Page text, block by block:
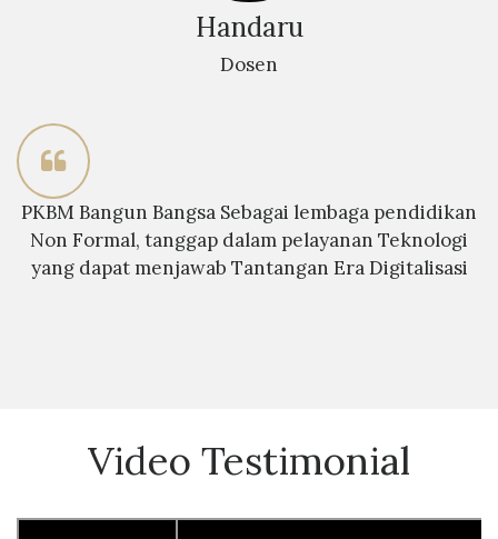
Handaru
Dosen
PKBM Bangun Bangsa Sebagai lembaga pendidikan
Non Formal, tanggap dalam pelayanan Teknologi
yang dapat menjawab Tantangan Era Digitalisasi
Video Testimonial